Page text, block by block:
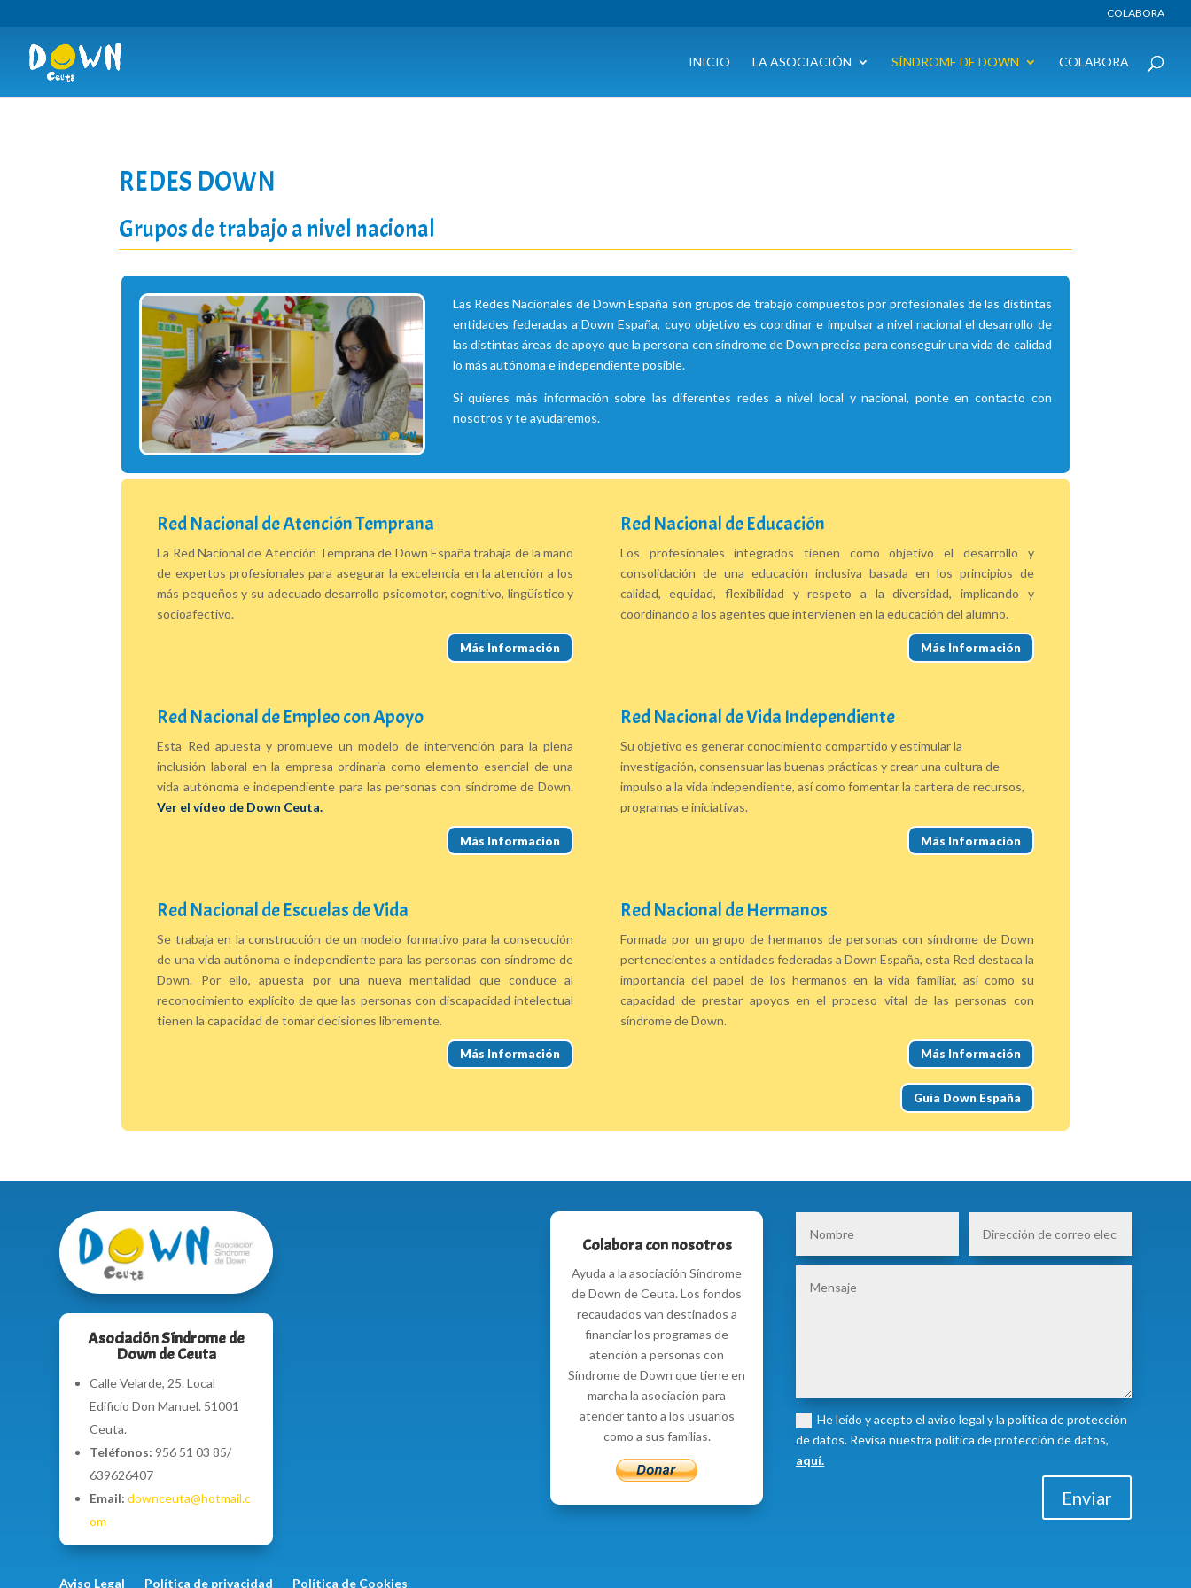
COLABORA
INICIO LA ASOCIACIÓN SÍNDROME DE DOWN COLABORA
REDES DOWN
Grupos de trabajo a nivel nacional
Las Redes Nacionales de Down España son grupos de trabajo compuestos por profesionales de las distintas
entidades federadas a Down España, cuyo objetivo es coordinar e impulsar a nivel nacional el desarrollo de
las distintas áreas de apoyo que la persona con síndrome de Down precisa para conseguir una vida de calidad
lo más autónoma e independiente posible.
Si quieres más información sobre las diferentes redes a nivel local y nacional, ponte en contacto con
nosotros y te ayudaremos.
Red Nacional de Atención Temprana
La Red Nacional de Atención Temprana de Down España trabaja de la mano
de expertos profesionales para asegurar la excelencia en la atención a los
más pequeños y su adecuado desarrollo psicomotor, cognitivo, lingüístico y
socioafectivo.
Más Información
Red Nacional de Empleo con Apoyo
Esta Red apuesta y promueve un modelo de intervención para la plena
inclusión laboral en la empresa ordinaria como elemento esencial de una
vida autónoma e independiente para las personas con síndrome de Down.
Ver el vídeo de Down Ceuta.
Más Información
Red Nacional de Escuelas de Vida
Se trabaja en la construcción de un modelo formativo para la consecución
de una vida autónoma e independiente para las personas con síndrome de
Down. Por ello, apuesta por una nueva mentalidad que conduce al
reconocimiento explícito de que las personas con discapacidad intelectual
tienen la capacidad de tomar decisiones libremente.
Más Información
Red Nacional de Educación
Los profesionales integrados tienen como objetivo el desarrollo y
consolidación de una educación inclusiva basada en los principios de
calidad, equidad, flexibilidad y respeto a la diversidad, implicando y
coordinando a los agentes que intervienen en la educación del alumno.
Más Información
Red Nacional de Vida Independiente
Su objetivo es generar conocimiento compartido y estimular la
investigación, consensuar las buenas prácticas y crear una cultura de
impulso a la vida independiente, así como fomentar la cartera de recursos,
programas e iniciativas.
Más Información
Red Nacional de Hermanos
Formada por un grupo de hermanos de personas con síndrome de Down
pertenecientes a entidades federadas a Down España, esta Red destaca la
importancia del papel de los hermanos en la vida familiar, así como su
capacidad de prestar apoyos en el proceso vital de las personas con
síndrome de Down.
Más Información
Guía Down España
Asociación Síndrome de
Down de Ceuta
Calle Velarde, 25. Local
Edificio Don Manuel. 51001
Ceuta.
Teléfonos: 956 51 03 85/
639626407
Email: downceuta@hotmail.c
om
Colabora con nosotros
Ayuda a la asociación Síndrome
de Down de Ceuta. Los fondos
recaudados van destinados a
financiar los programas de
atención a personas con
Síndrome de Down que tiene en
marcha la asociación para
atender tanto a los usuarios
como a sus familias.
Aviso Legal Política de privacidad Política de Cookies
He leído y acepto el aviso legal y la política de protección
de datos. Revisa nuestra política de protección de datos,
aquí.
Enviar